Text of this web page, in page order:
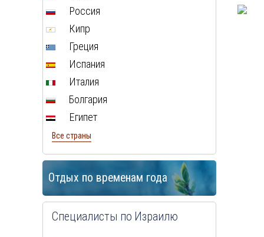
Россия
Кипр
Греция
Испания
Италия
Болгария
Египет
Все страны
Отдых по временам года
Специалисты по Израилю